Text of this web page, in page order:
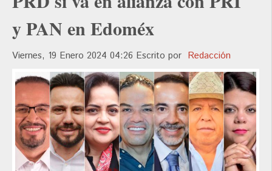
y PAN en Edoméx
Viernes, 19 Enero 2024 04:26 Escrito por Redacción